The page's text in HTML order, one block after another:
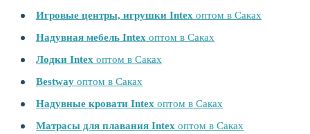
Игровые центры, игрушки Intex оптом в Саках
Надувная мебель Intex оптом в Саках
Лодки Intex оптом в Саках
Bestway оптом в Саках
Надувные кровати Intex оптом в Саках
Матрасы для плавания Intex оптом в Саках